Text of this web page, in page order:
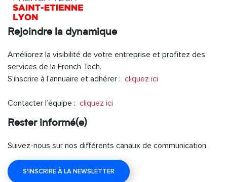
Rejoindre la dynamique
Améliorez la visibilité de votre entreprise et profitez des
services de la French Tech.
S’inscrire à l’annuaire et adhérer : cliquez ici
Contacter l’équipe : cliquez ici
Rester informé(e)
Suivez-nous sur nos différents canaux de communication.
S'INSCRIRE À LA NEWSLETTER